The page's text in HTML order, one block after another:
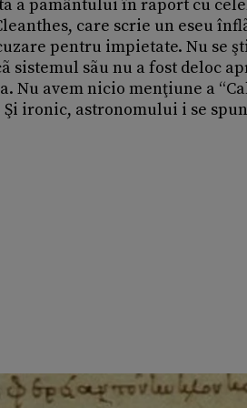
a pãmântului în raport cu
care scrie un eseu
pentru impietate. Nu se
sistemul sãu nu a fost deloc
Nu avem nicio menţiune a
ironic, astronomului i se